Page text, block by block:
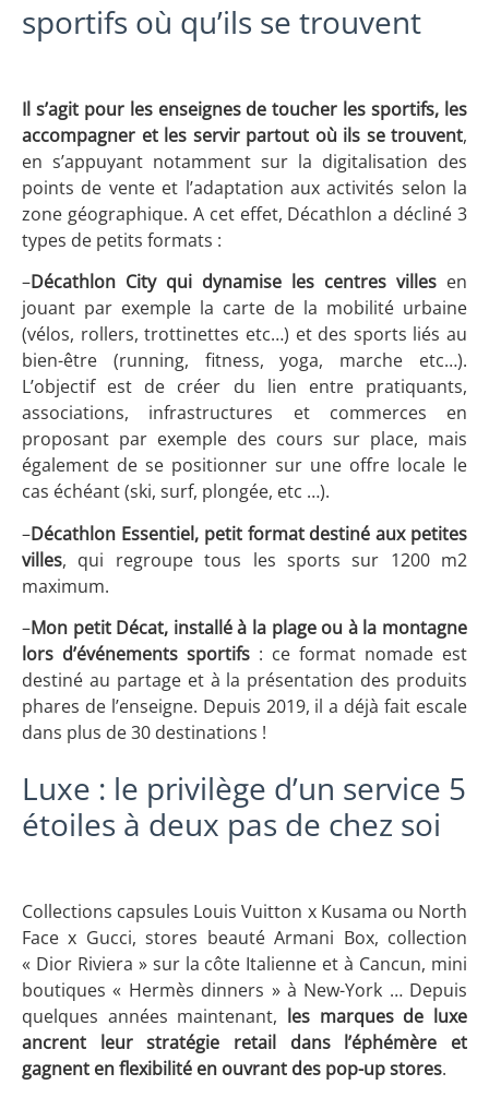
sportifs où qu’ils se trouvent
Il s’agit pour les enseignes de toucher les sportifs, les
accompagner et les servir partout où ils se trouvent,
en s’appuyant notamment sur la digitalisation des
points de vente et l’adaptation aux activités selon la
zone géographique. A cet effet, Décathlon a décliné 3
types de petits formats :
–Décathlon City qui dynamise les centres villes en
jouant par exemple la carte de la mobilité urbaine
(vélos, rollers, trottinettes etc…) et des sports liés au
bien-être (running, fitness, yoga, marche etc…).
L’objectif est de créer du lien entre pratiquants,
associations, infrastructures et commerces en
proposant par exemple des cours sur place, mais
également de se positionner sur une offre locale le
cas échéant (ski, surf, plongée, etc …).
–Décathlon Essentiel, petit format destiné aux petites
villes, qui regroupe tous les sports sur 1200 m2
maximum.
–Mon petit Décat, installé à la plage ou à la montagne
lors d’événements sportifs : ce format nomade est
destiné au partage et à la présentation des produits
phares de l’enseigne. Depuis 2019, il a déjà fait escale
dans plus de 30 destinations !
Luxe : le privilège d’un service 5
étoiles à deux pas de chez soi
Collections capsules Louis Vuitton x Kusama ou North
Face x Gucci, stores beauté Armani Box, collection
« Dior Riviera » sur la côte Italienne et à Cancun, mini
boutiques « Hermès dinners » à New-York … Depuis
quelques années maintenant, les marques de luxe
ancrent leur stratégie retail dans l’éphémère et
gagnent en flexibilité en ouvrant des pop-up stores.